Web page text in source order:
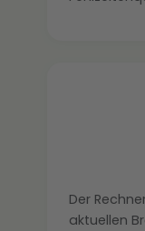
Der
aktuellen